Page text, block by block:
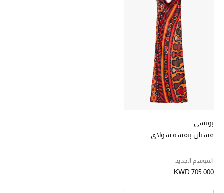
ما وصلنا حديثاً
الموسم الجديد
ركن أناقة المنتجعات
حصريًا عبر الإنترنت
جميع إصدارتنا النسائية
تشكيلة المناسبات للنساء
الملابس الرياضية النسائية
بوتشي
فستان بنقشة سولاي
الموسم الجديد
KWD 705.000